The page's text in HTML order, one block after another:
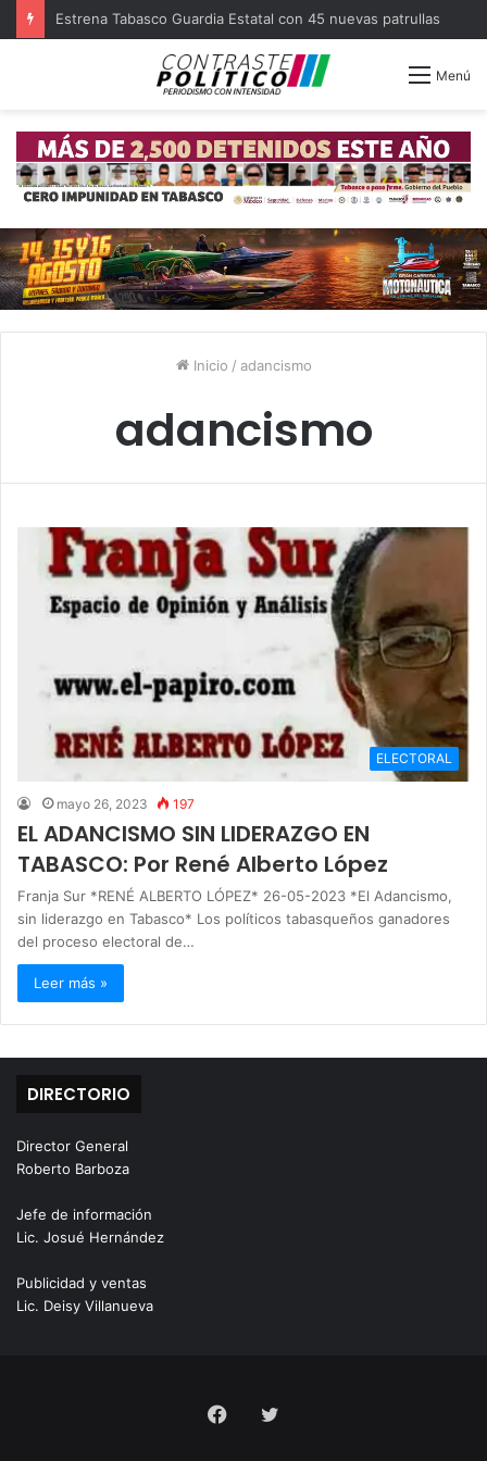
Estrena Tabasco Guardia Estatal con 45 nuevas patrullas
Menú
Inicio / adancismo
adancismo
ELECTORAL
mayo 26, 2023 197
EL ADANCISMO SIN LIDERAZGO EN
TABASCO: Por René Alberto López
Franja Sur *RENÉ ALBERTO LÓPEZ* 26-05-2023 *El Adancismo,
sin liderazgo en Tabasco* Los políticos tabasqueños ganadores
del proceso electoral de…
Leer más »
DIRECTORIO
Director General
Roberto Barboza
Jefe de información
Lic. Josué Hernández
Publicidad y ventas
Lic. Deisy Villanueva
FacebookTwitter